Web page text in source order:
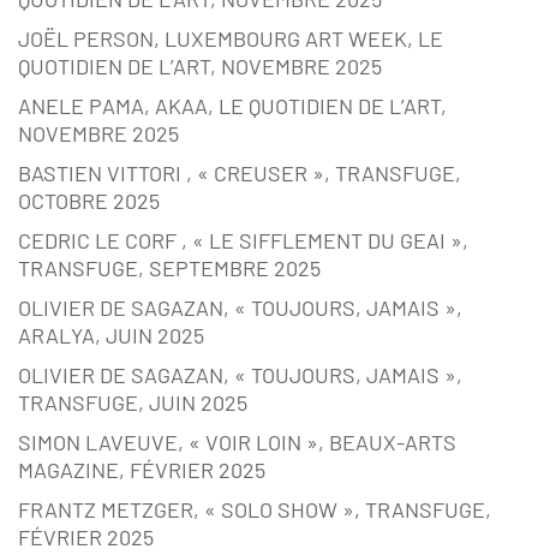
JOËL PERSON, LUXEMBOURG ART WEEK, LE
QUOTIDIEN DE L’ART, NOVEMBRE 2025
ANELE PAMA, AKAA, LE QUOTIDIEN DE L’ART,
NOVEMBRE 2025
BASTIEN VITTORI , « CREUSER », TRANSFUGE,
OCTOBRE 2025
CEDRIC LE CORF , « LE SIFFLEMENT DU GEAI »,
TRANSFUGE, SEPTEMBRE 2025
OLIVIER DE SAGAZAN, « TOUJOURS, JAMAIS »,
ARALYA, JUIN 2025
OLIVIER DE SAGAZAN, « TOUJOURS, JAMAIS »,
TRANSFUGE, JUIN 2025
SIMON LAVEUVE, « VOIR LOIN », BEAUX-ARTS
MAGAZINE, FÉVRIER 2025
FRANTZ METZGER, « SOLO SHOW », TRANSFUGE,
FÉVRIER 2025